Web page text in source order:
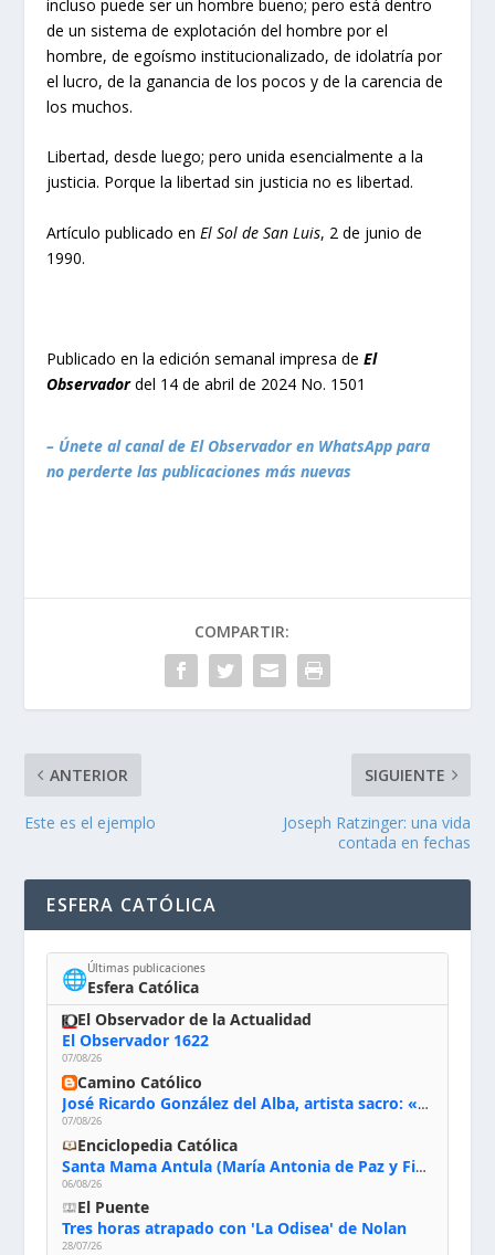
incluso puede ser un hombre bueno; pero está dentro
de un sistema de explotación del hombre por el
hombre, de egoísmo institucionalizado, de idolatría por
el lucro, de la ganancia de los pocos y de la carencia de
los muchos.
Libertad, desde luego; pero unida esencialmente a la
justicia. Porque la libertad sin justicia no es libertad.
Artículo publicado en El Sol de San Luis, 2 de junio de
1990.
Publicado en la edición semanal impresa deEl
Observadordel 14 de abril de 2024 No. 1501
– Únete al canal de El Observador en WhatsApp para
no perderte las publicaciones más nuevas
COMPARTIR:
ANTERIOR
Este es el ejemplo
SIGUIENTE
Joseph Ratzinger: una vida
contada en fechas
ESFERA CATÓLICA
🌐Últimas publicaciones
Esfera Católica
El Observador de la Actualidad
El Observador 1622
07/08/26
Camino Católico
José Ricardo González del Alba, artista sacro: «Yo oro, hablo con Dios, le pido al Espíritu Santo su inspiración y siempre pinto rezando el rosario para que sea Él quien actúe a través de mis manos»
07/08/26
Enciclopedia Católica
Santa Mama Antula (María Antonia de Paz y Figueroa)
06/08/26
El Puente
Tres horas atrapado con 'La Odisea' de Nolan
28/07/26